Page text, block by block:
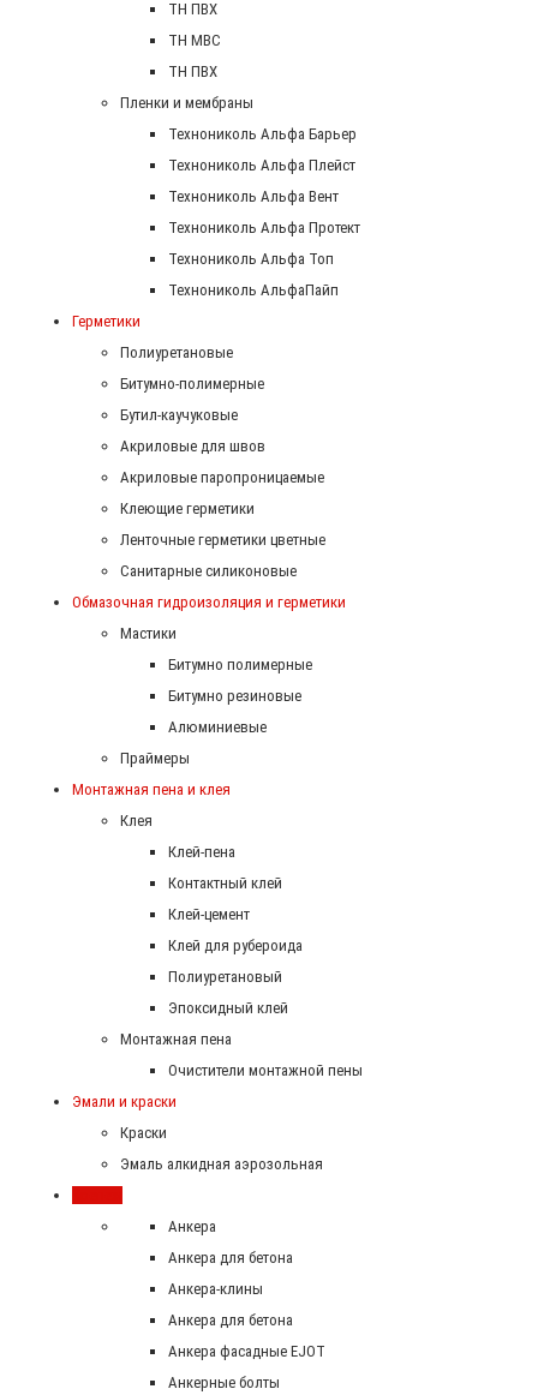
TH ПВХ
ТН МВС
ТН ПВХ
Пленки и мембраны
Технониколь Альфа Барьер
Технониколь Альфа Плейст
Технониколь Альфа Вент
Технониколь Альфа Протект
Технониколь Альфа Топ
Технониколь АльфаПайп
Герметики
Полиуретановые
Битумно-полимерные
Бутил-каучуковые
Акриловые для швов
Акриловые паропроницаемые
Клеющие герметики
Ленточные герметики цветные
Санитарные силиконовые
Обмазочная гидроизоляция и герметики
Мастики
Битумно полимерные
Битумно резиновые
Алюминиевые
Праймеры
Монтажная пена и клея
Клея
Клей-пена
Контактный клей
Клей-цемент
Клей для рубероида
Полиуретановый
Эпоксидный клей
Монтажная пена
Очистители монтажной пены
Эмали и краски
Краски
Эмаль алкидная аэрозольная
Анкера
Анкера для бетона
Анкера-клины
Анкера для бетона
Анкера фасадные EJOT
Анкерные болты